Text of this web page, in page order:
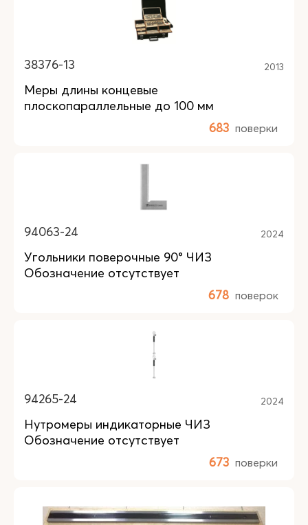
38376-13 2013
Меры длины концевые
плоскопараллельные до 100 мм
683 поверки
94063-24 2024
Угольники поверочные 90° ЧИЗ
Обозначение отсутствует
678 поверок
94265-24 2024
Нутромеры индикаторные ЧИЗ
Обозначение отсутствует
673 поверки